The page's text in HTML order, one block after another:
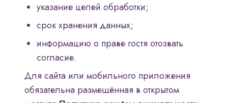
указание целей обработки;
срок хранения данных;
информацию о праве гостя отозвать
согласие.
Для сайта или мобильного приложения
обязательна размещённая в открытом